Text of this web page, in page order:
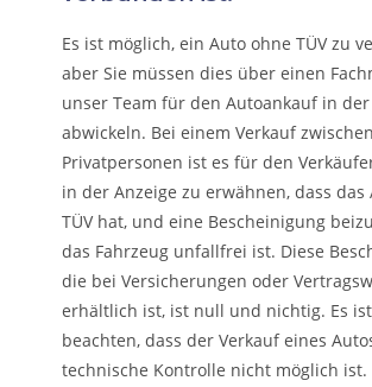
Es ist möglich, ein Auto ohne TÜV zu
aber Sie müssen dies über einen
unser Team für den Autoankauf in
abwickeln. Bei einem Verkauf zwischen
Privatpersonen ist es für den
in der Anzeige zu erwähnen, dass das
TÜV hat, und eine Bescheinigung
das Fahrzeug unfallfrei ist. Diese
die bei Versicherungen oder
erhältlich ist, ist null und nichtig. Es
beachten, dass der Verkauf eines
technische Kontrolle nicht möglich ist.